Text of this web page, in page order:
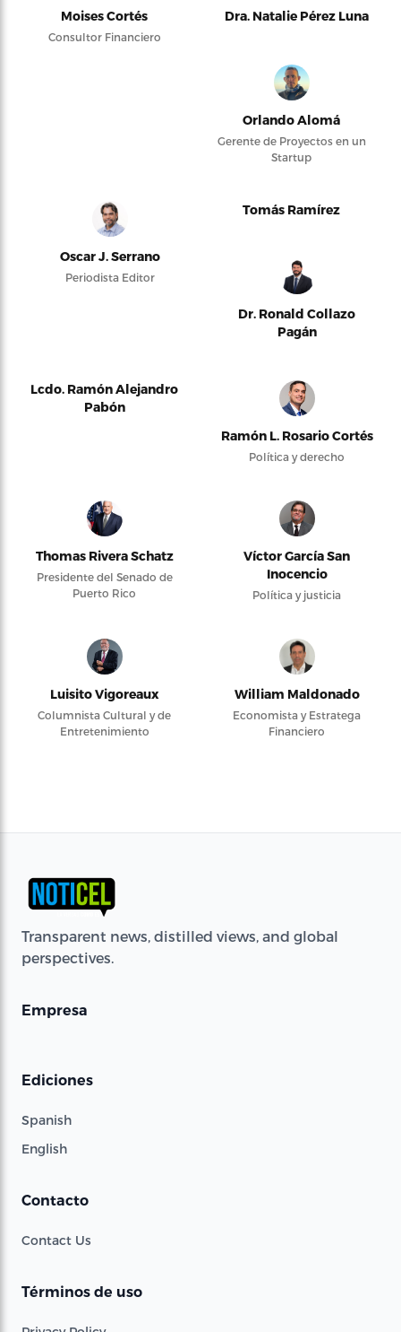
Moises Cortés
Consultor Financiero
Dra. Natalie Pérez Luna
Orlando Alomá
Gerente de Proyectos en un
Startup
Oscar J. Serrano
Periodista Editor
Tomás Ramírez
Dr. Ronald Collazo
Pagán
Lcdo. Ramón Alejandro
Pabón
Ramón L. Rosario Cortés
Política y derecho
Thomas Rivera Schatz
Presidente del Senado de
Puerto Rico
Víctor García San
Inocencio
Política y justicia
Luisito Vigoreaux
Columnista Cultural y de
Entretenimiento
William Maldonado
Economista y Estratega
Financiero
Transparent news, distilled views, and global
perspectives.
Empresa
Ediciones
Spanish
English
Contacto
Contact Us
Términos de uso